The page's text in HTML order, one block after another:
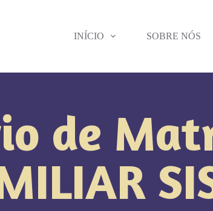
INÍCIO SOBRE NÓS
de